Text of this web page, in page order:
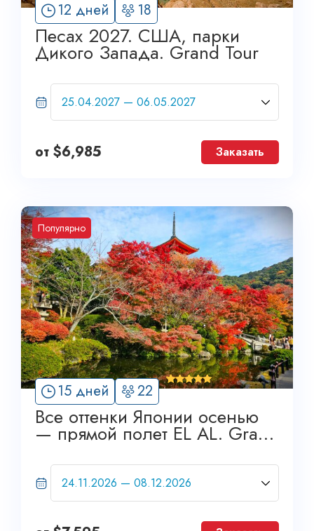
12 дней 18
Песах 2027. США, парки
Дикого Запада. Grand Tour
от $6,985 Заказать
Популярно
15 дней 22
'
Все оттенки Японии осенью
— прямой полет EL AL. Grand